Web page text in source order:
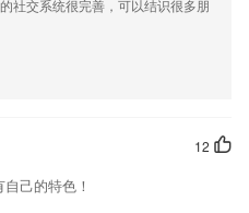
势
，致力于将更多、更优质的学习
制服务为学习者优化学习路径，助
社交系统很完善，可以结识很多朋
12
己的特色！